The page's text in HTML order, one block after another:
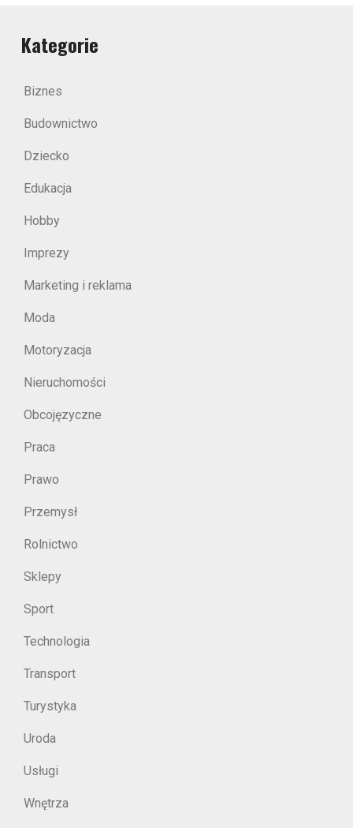
Kategorie
Biznes
Budownictwo
Dziecko
Edukacja
Hobby
Imprezy
Marketing i reklama
Moda
Motoryzacja
Nieruchomości
Obcojęzyczne
Praca
Prawo
Przemysł
Rolnictwo
Sklepy
Sport
Technologia
Transport
Turystyka
Uroda
Usługi
Wnętrza